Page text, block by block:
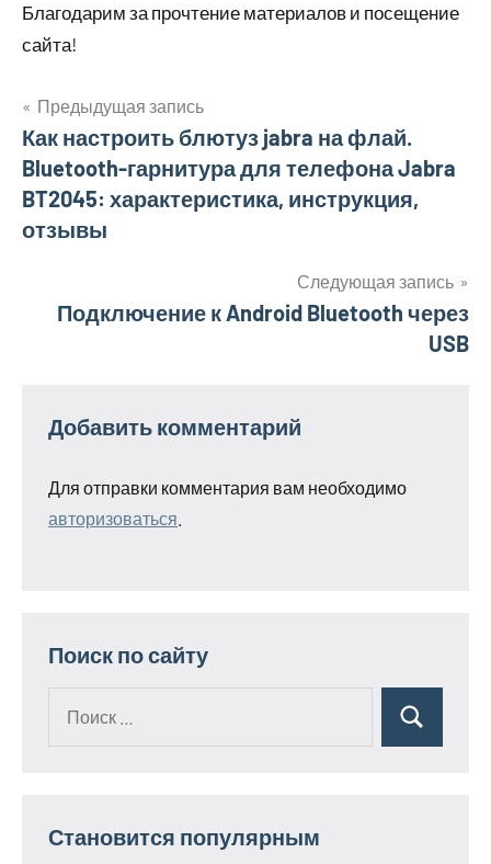
Благодарим за прочтение материалов и посещение
сайта!
Навигация
по
записям
Предыдущая запись
Как настроить блютуз jabra на флай.
Bluetooth-гарнитура для телефона Jabra
BT2045: характеристика, инструкция,
отзывы
Следующая запись
Подключение к Android Bluetooth через
USB
Добавить комментарий
Для отправки комментария вам необходимо
авторизоваться
Поиск по сайту
Поиск
Становится популярным